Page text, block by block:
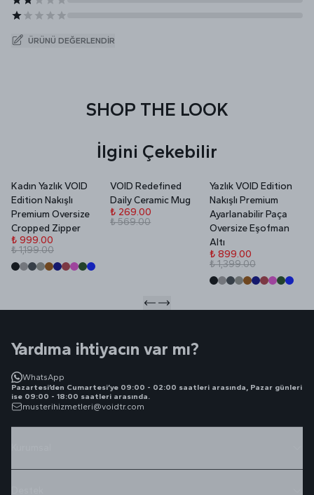
ÜRÜNÜ DEĞERLENDIR
SHOP THE LOOK
İlgini Çekebilir
Kadın Yazlık VOID
Edition Nakışlı
Premium Oversize
Cropped Zipper
₺ 999.00
₺ 1,199.00
VOID Redefined
Daily Ceramic Mug
₺ 269.00
₺ 569.00
Yazlık VOID Edition
Nakışlı Premium
Ayarlanabilir Paça
Oversize Eşofman
Altı
₺ 899.00
₺ 1,399.00
Yardıma ihtiyacın var mı?
WhatsApp
Pazartesi’den Cumartesi’ye 09:00 - 02:00 saatleri arasında, Pazar günleri
ise 09:00 - 18:00 saatleri arasında.
musterihizmetleri@voidtr.com